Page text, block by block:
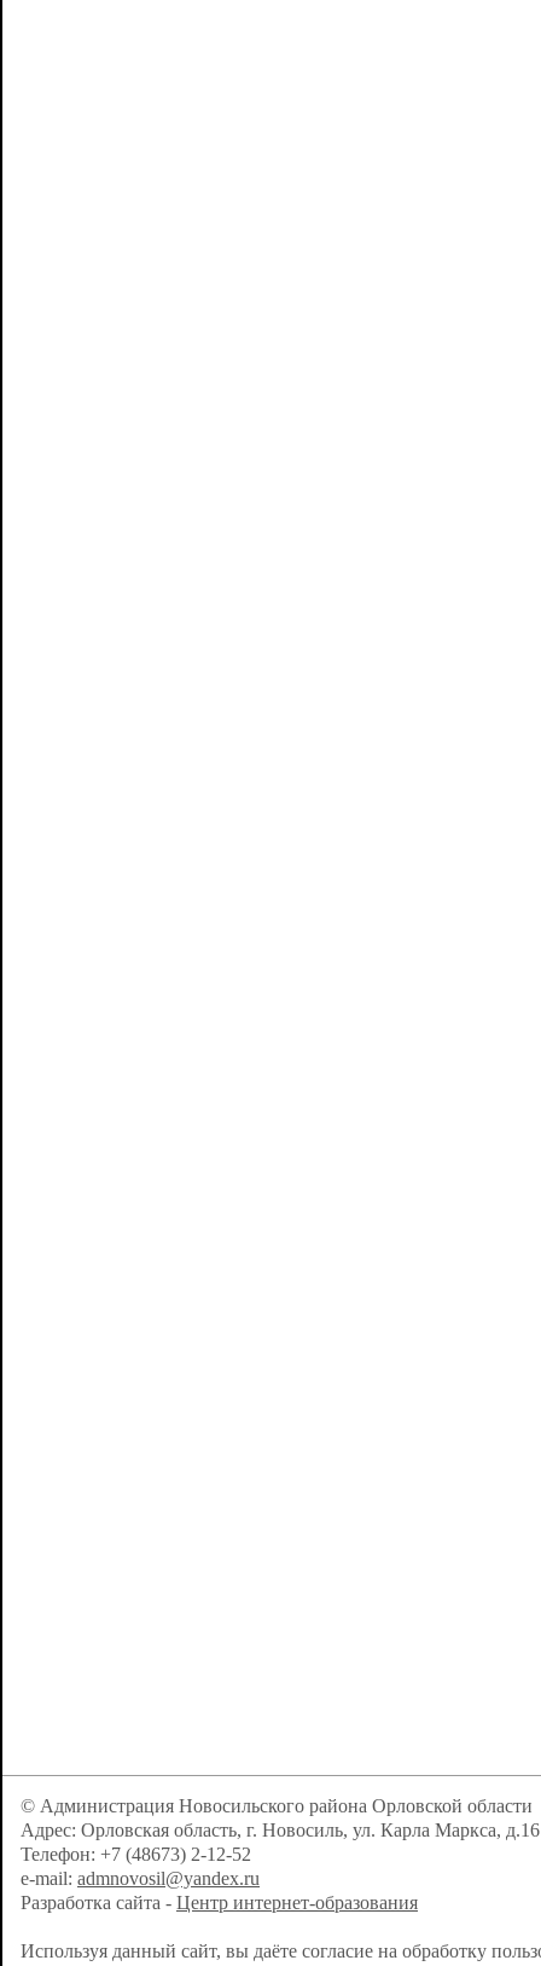
© Администрация Новосильского района Орловской области
Адрес: Орловская область, г. Новосиль, ул. Карла Маркса, д.16
Телефон: +7 (48673) 2-12-52
e-mail: admnovosil@yandex.ru
Разработка сайта - Центр интернет-образования
Используя данный сайт, вы даёте согласие на обработку